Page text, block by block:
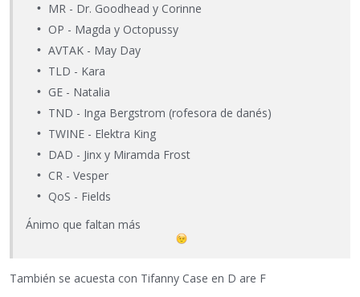
MR - Dr. Goodhead y Corinne
OP - Magda y Octopussy
AVTAK - May Day
TLD - Kara
GE - Natalia
TND - Inga Bergstrom (rofesora de danés)
TWINE - Elektra King
DAD - Jinx y Miramda Frost
CR - Vesper
QoS - Fields
Ánimo que faltan más
También se acuesta con Tifanny Case en D are F